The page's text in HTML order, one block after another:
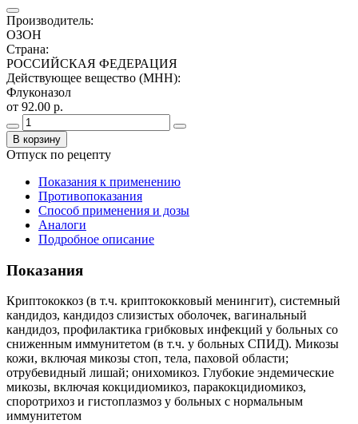
Производитель:
ОЗОН
Страна:
РОССИЙСКАЯ ФЕДЕРАЦИЯ
Действующее вещество (МНН):
Флуконазол
от 92.00 р.
В корзину
Отпуск по рецепту
Показания к применению
Противопоказания
Способ применения и дозы
Аналоги
Подробное описание
Показания
Криптококкоз (в т.ч. криптококковый менингит), системный
кандидоз, кандидоз слизистых оболочек, вагинальный
кандидоз, профилактика грибковых инфекций у больных со
сниженным иммунитетом (в т.ч. у больных СПИД). Микозы
кожи, включая микозы стоп, тела, паховой области;
отрубевидный лишай; онихомикоз. Глубокие эндемические
микозы, включая кокцидиомикоз, паракокцидиомикоз,
споротрихоз и гистоплазмоз у больных с нормальным
иммунитетом